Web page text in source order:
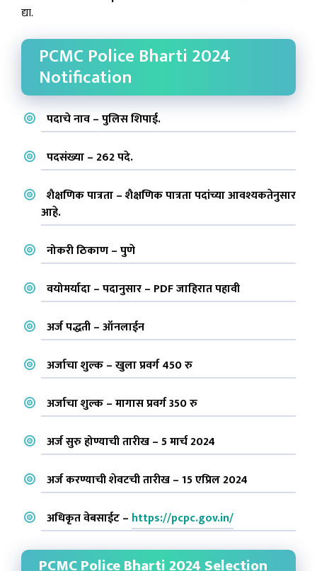
द्या.
PCMC Police Bharti 2024
Notification
पदाचे नाव – पुलिस शिपाई.
पदसंख्या – 262 पदे.
शैक्षणिक पात्रता – शैक्षणिक पात्रता पदांच्या आवश्यकतेनुसार
आहे.
नोकरी ठिकाण – पुणे
वयोमर्यादा – पदानुसार – PDF जाहिरात पहावी
अर्ज पद्धती – ऑनलाईन
अर्जाचा शुल्क – खुला प्रवर्ग 450 रु
अर्जाचा शुल्क – मागास प्रवर्ग 350 रु
अर्ज सुरु होण्याची तारीख – 5 मार्च 2024
अर्ज करण्याची शेवटची तारीख – 15 एप्रिल 2024
अधिकृत वेबसाईट – https://pcpc.gov.in/
PCMC Police Bharti 2024 Selection